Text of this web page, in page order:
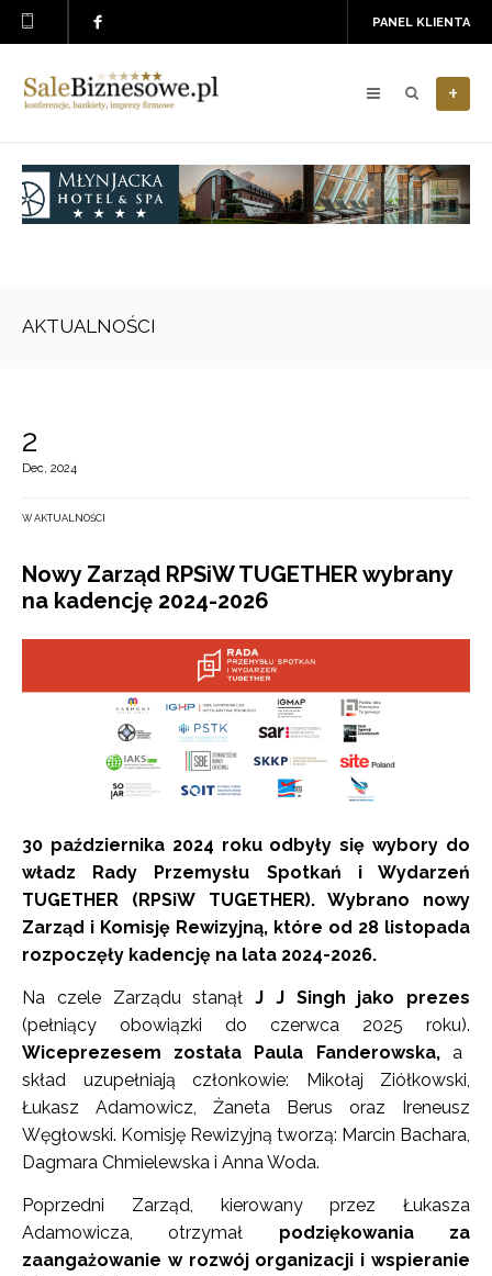
PANEL KLIENTA
+
AKTUALNOŚCI
2
Dec, 2024
W AKTUALNOŚCI
Nowy Zarząd RPSiW TUGETHER wybrany
na kadencję 2024-2026
30 października 2024 roku odbyły się wybory do
władz Rady Przemysłu Spotkań i Wydarzeń
TUGETHER (RPSiW TUGETHER). Wybrano nowy
Zarząd i Komisję Rewizyjną, które od 28 listopada
rozpoczęły kadencję na lata 2024-2026.
Na czele Zarządu stanął J J Singh jako prezes
(pełniący obowiązki do czerwca 2025 roku).
Wiceprezesem została Paula Fanderowska,a
skład uzupełniają członkowie: Mikołaj Ziółkowski,
Łukasz Adamowicz, Żaneta Berus oraz Ireneusz
Węgłowski. Komisję Rewizyjną tworzą: Marcin Bachara,
Dagmara Chmielewska i Anna Woda.
Poprzedni Zarząd, kierowany przez Łukasza
Adamowicza, otrzymał podziękowania za
zaangażowanie w rozwój organizacji i wspieranie